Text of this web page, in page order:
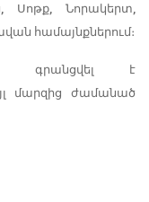
Սոթք, Նորակերտ,
համայնքներում։
գրանցվել է
մարզից ժամանած